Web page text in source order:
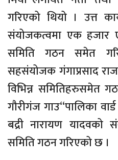
गरिएको थियो । उत्त
संयोजकत्वमा एक हजार
समिति गठन समेत
सहसंयोजक गंगाप्रसाद
विभिन्न समितिहरुसमेत
गौरीगंज गाउ“पालिका
बद्री नारायण यादवको
समिति गठन गरिएको छ ।